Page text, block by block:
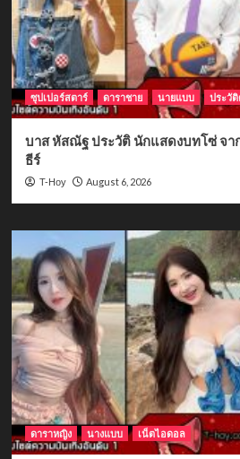
ซุปเปอร์สตาร์ ดาราชาย นายแบบ ประวัติ
บาส หัสณัฐ ประวัติ นักแสดงบทโซ่ จา
ธีร์
T-Hoy August 6, 2026
ดาราหญิง นางแบบ เน็ตไอดอล